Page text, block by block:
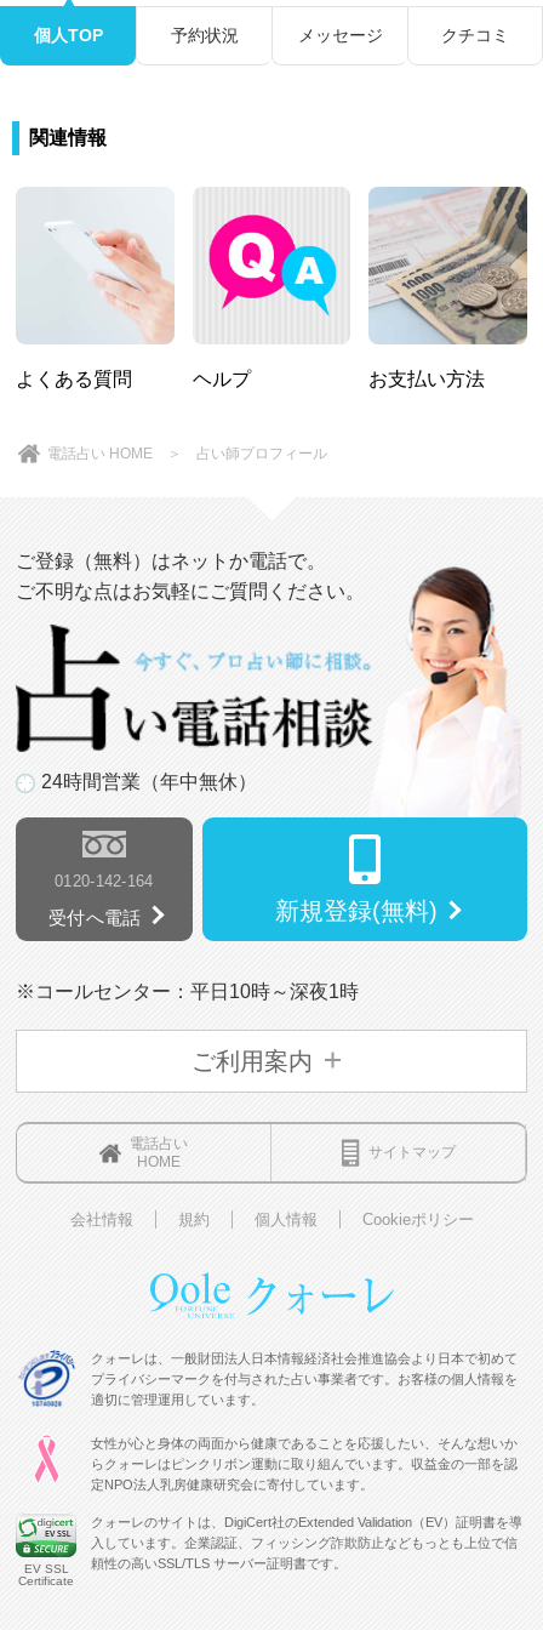
個人TOP 予約状況 メッセージ クチコミ
関連情報
よくある質問 ヘルプ お支払い方法
電話占い HOME ＞ 占い師プロフィール
ご登録（無料）はネットか電話で。
ご不明な点はお気軽にご質問ください。
24時間営業（年中無休）
0120-142-164
受付へ電話 新規登録(無料)
※コールセンター：平日10時～深夜1時
ご利用案内
電話占い
HOME
サイトマップ
会社情報 規約 個人情報 Cookieポリシー
クォーレは、一般財団法人日本情報経済社会推進協会より日本で初めて
プライバシーマークを付与された占い事業者です。お客様の個人情報を
適切に管理運用しています。
女性が心と身体の両面から健康であることを応援したい、そんな想いか
らクォーレはピンクリボン運動に取り組んでいます。収益金の一部を認
定NPO法人乳房健康研究会に寄付しています。
EV SSL
Certificate
クォーレのサイトは、DigiCert社のExtended Validation（EV）証明書を導
入しています。企業認証、フィッシング詐欺防止などもっとも上位で信
頼性の高いSSL/TLS サーバー証明書です。